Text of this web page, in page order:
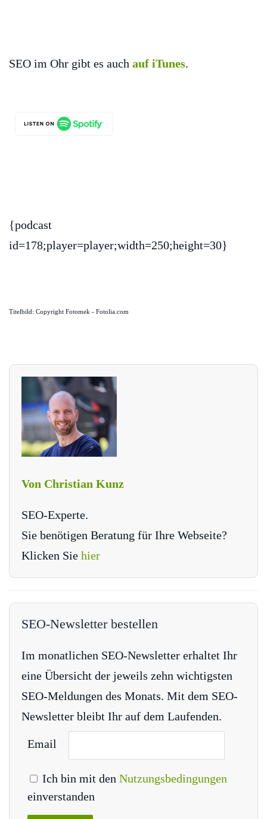
SEO im Ohr gibt es auch auf iTunes.
{podcast
id=178;player=player;width=250;height=30}
Titelbild: Copyright Fotomek - Fotolia.com
Von Christian Kunz
SEO-Experte.
Sie benötigen Beratung für Ihre Webseite?
Klicken Sie hier
SEO-Newsletter bestellen
Im monatlichen SEO-Newsletter erhaltet Ihr
eine Übersicht der jeweils zehn wichtigsten
SEO-Meldungen des Monats. Mit dem SEO-
Newsletter bleibt Ihr auf dem Laufenden.
Email
Ich bin mit den Nutzungsbedingungen
einverstanden